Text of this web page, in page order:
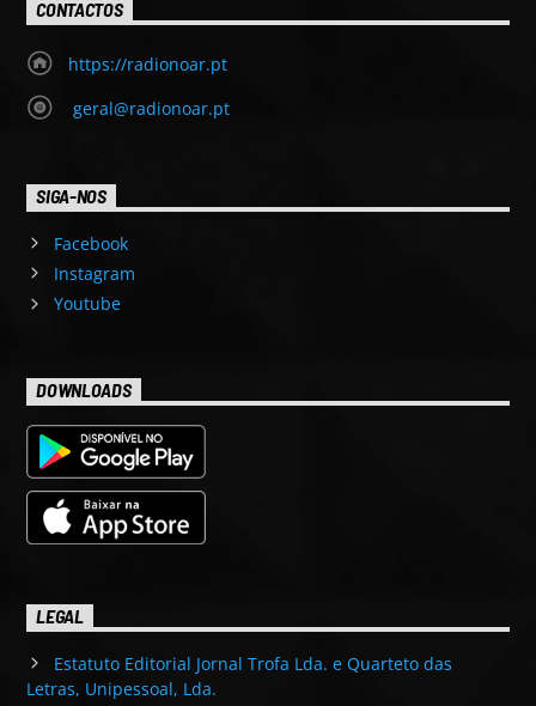
CONTACTOS
https://radionoar.pt
geral@radionoar.pt
SIGA-NOS
Facebook
Instagram
Youtube
DOWNLOADS
LEGAL
Estatuto Editorial Jornal Trofa Lda. e Quarteto das
Letras, Unipessoal, Lda.